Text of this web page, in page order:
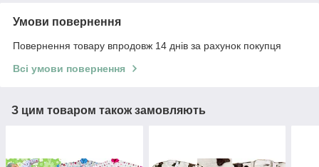
Умови повернення
Повернення товару впродовж 14 днів за рахунок покупця
Всі умови повернення
З цим товаром також замовляють